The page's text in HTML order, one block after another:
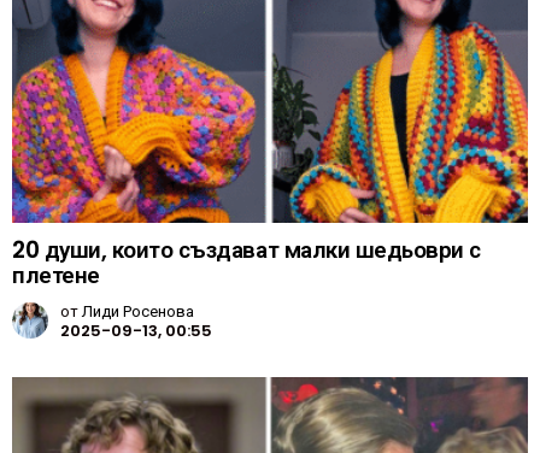
20 души, които създават малки шедьоври с
плетене
отЛиди Росенова
2025-09-13, 00:55